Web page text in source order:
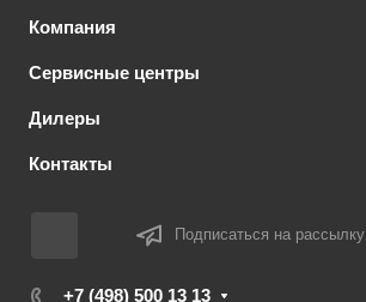
Компания
Сервисные центры
Дилеры
Контакты
Подписаться на рассылку
+7 (498) 500 13 13